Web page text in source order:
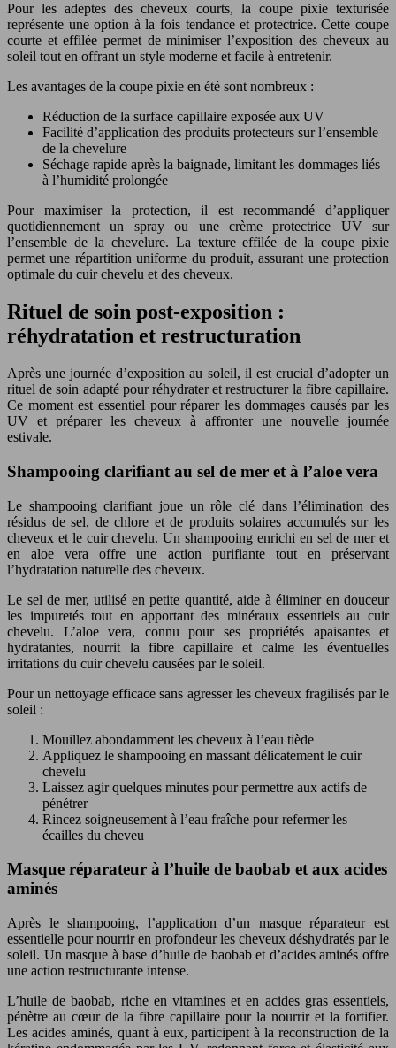
Pour les adeptes des cheveux courts, la coupe pixie texturisée
représente une option à la fois tendance et protectrice. Cette coupe
courte et effilée permet de minimiser l’exposition des cheveux au
soleil tout en offrant un style moderne et facile à entretenir.
Les avantages de la coupe pixie en été sont nombreux :
Réduction de la surface capillaire exposée aux UV
Facilité d’application des produits protecteurs sur l’ensemble
de la chevelure
Séchage rapide après la baignade, limitant les dommages liés
à l’humidité prolongée
Pour maximiser la protection, il est recommandé d’appliquer
quotidiennement un spray ou une crème protectrice UV sur
l’ensemble de la chevelure. La texture effilée de la coupe pixie
permet une répartition uniforme du produit, assurant une protection
optimale du cuir chevelu et des cheveux.
Rituel de soin post-exposition :
réhydratation et restructuration
Après une journée d’exposition au soleil, il est crucial d’adopter un
rituel de soin adapté pour réhydrater et restructurer la fibre capillaire.
Ce moment est essentiel pour réparer les dommages causés par les
UV et préparer les cheveux à affronter une nouvelle journée
estivale.
Shampooing clarifiant au sel de mer et à l’aloe vera
Le shampooing clarifiant joue un rôle clé dans l’élimination des
résidus de sel, de chlore et de produits solaires accumulés sur les
cheveux et le cuir chevelu. Un shampooing enrichi en sel de mer et
en aloe vera offre une action purifiante tout en préservant
l’hydratation naturelle des cheveux.
Le sel de mer, utilisé en petite quantité, aide à éliminer en douceur
les impuretés tout en apportant des minéraux essentiels au cuir
chevelu. L’aloe vera, connu pour ses propriétés apaisantes et
hydratantes, nourrit la fibre capillaire et calme les éventuelles
irritations du cuir chevelu causées par le soleil.
Pour un nettoyage efficace sans agresser les cheveux fragilisés par le
soleil :
Mouillez abondamment les cheveux à l’eau tiède
Appliquez le shampooing en massant délicatement le cuir
chevelu
Laissez agir quelques minutes pour permettre aux actifs de
pénétrer
Rincez soigneusement à l’eau fraîche pour refermer les
écailles du cheveu
Masque réparateur à l’huile de baobab et aux acides
aminés
Après le shampooing, l’application d’un masque réparateur est
essentielle pour nourrir en profondeur les cheveux déshydratés par le
soleil. Un masque à base d’huile de baobab et d’acides aminés offre
une action restructurante intense.
L’huile de baobab, riche en vitamines et en acides gras essentiels,
pénètre au cœur de la fibre capillaire pour la nourrir et la fortifier.
Les acides aminés, quant à eux, participent à la reconstruction de la